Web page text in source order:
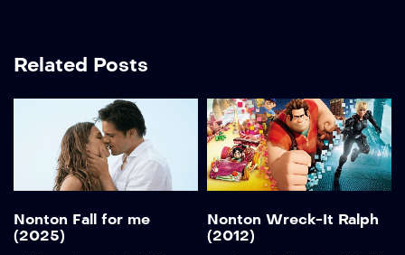
Related Posts
Nonton Fall for me
(2025)
Nonton Wreck-It Ralph
(2012)